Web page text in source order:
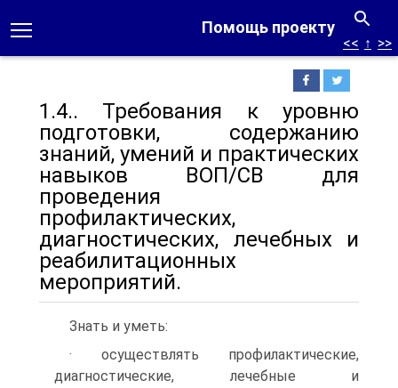
Помощь проекту
<< ↑ >>
1.4.. Требования к уровню
подготовки, содержанию
знаний, умений и практических
навыков ВОП/СВ для
проведения
профилактических,
диагностических, лечебных и
реабилитационных
мероприятий.
Знать и уметь:
· осуществлять профилактические,
диагностические, лечебные и